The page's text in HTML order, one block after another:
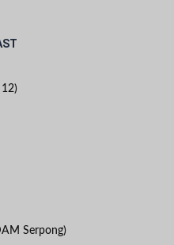
Serpong)